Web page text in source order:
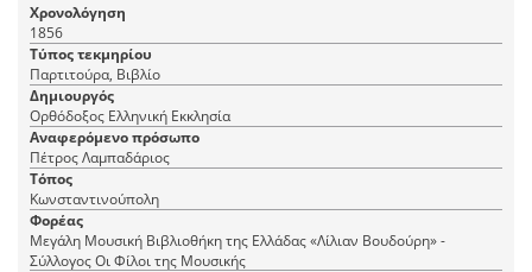
Χρονολόγηση
1856
Τύπος τεκμηρίου
Παρτιτούρα, Βιβλίο
Δημιουργός
Ορθόδοξος Ελληνική Εκκλησία
Αναφερόμενο πρόσωπο
Πέτρος Λαμπαδάριος
Τόπος
Κωνσταντινούπολη
Φορέας
Μεγάλη Μουσική Βιβλιοθήκη της Ελλάδας «Λίλιαν Βουδούρη» -
Σύλλογος Οι Φίλοι της Μουσικής